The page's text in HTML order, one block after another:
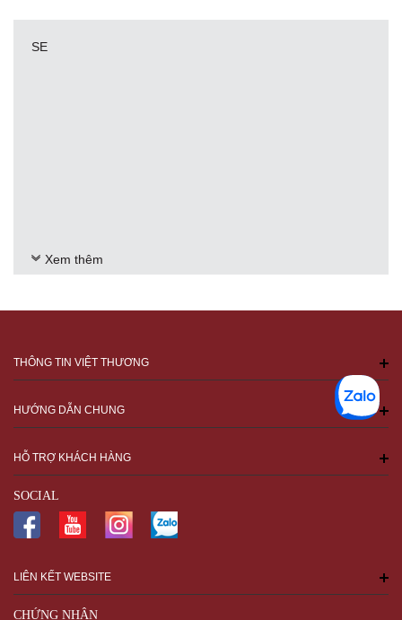
SE
Xem thêm
THÔNG TIN VIỆT THƯƠNG
HƯỚNG DẪN CHUNG
HỖ TRỢ KHÁCH HÀNG
SOCIAL
LIÊN KẾT WEBSITE
CHỨNG NHẬN